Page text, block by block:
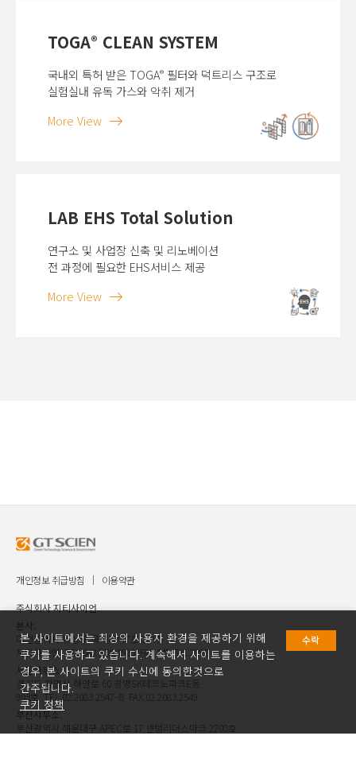
TOGA® CLEAN SYSTEM
국내외 특허 받은 TOGA® 필터와 덕트리스 구조로
실험실내 유독 가스와 악취 제거
More View
LAB EHS Total Solution
연구소 및 사업장 신축 및 리노베이션
전 과정에 필요한 EHS서비스 제공
More View
개인정보 취급방침 이용약관
주식회사 지티사이언
본사.
대전광역시 유성구 국제과학7로 30 ㈜
지티사이언 TEL.042.936.4520 FAX.042.621.2892
서울사무소.
경기도 광명시 하안로 60 광명SK테크노파크E동
903호 TEL.02.2083.2547~8 FAX.02.2083.2549
부산사무소.
부산광역시 해운대구 APEC로 17 센텀리더스마크 2208호
본 사이트에서는 최상의 사용자 환경을 제공하기 위해
쿠키를 사용하고 있습니다. 계속해서 사이트를 이용하는
경우, 본 사이트의 쿠키 수신에 동의한것으로
간주됩니다.
쿠키 정책
수락